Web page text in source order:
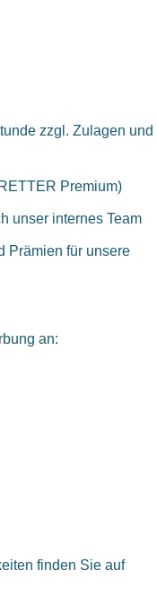
zzgl. Zulagen und
Premium)
unser internes Team
Prämien für unsere
an:
finden Sie auf